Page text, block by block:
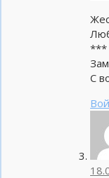
***
С